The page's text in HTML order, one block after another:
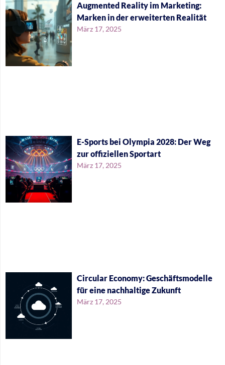
Augmented Reality im Marketing:
Marken in der erweiterten Realität
März 17, 2025
E-Sports bei Olympia 2028: Der Weg
zur offiziellen Sportart
März 17, 2025
Circular Economy: Geschäftsmodelle
für eine nachhaltige Zukunft
März 17, 2025